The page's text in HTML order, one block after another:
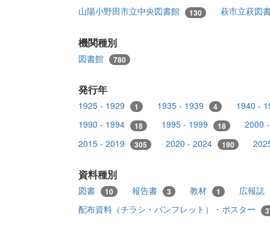
山陽小野田市立中央図書館 130 萩市立萩図
機関種別
図書館 780
発行年
1925 - 1929 1 1935 - 1939 4
1940 -
1990 - 1994
18 1995 - 1999 18
2000
2015 - 2019
305 2020 - 2024 190
資料種別
図書 10 報告書 3 教材 1
広報誌
配布資料（チラシ・パンフレット）・ポスター